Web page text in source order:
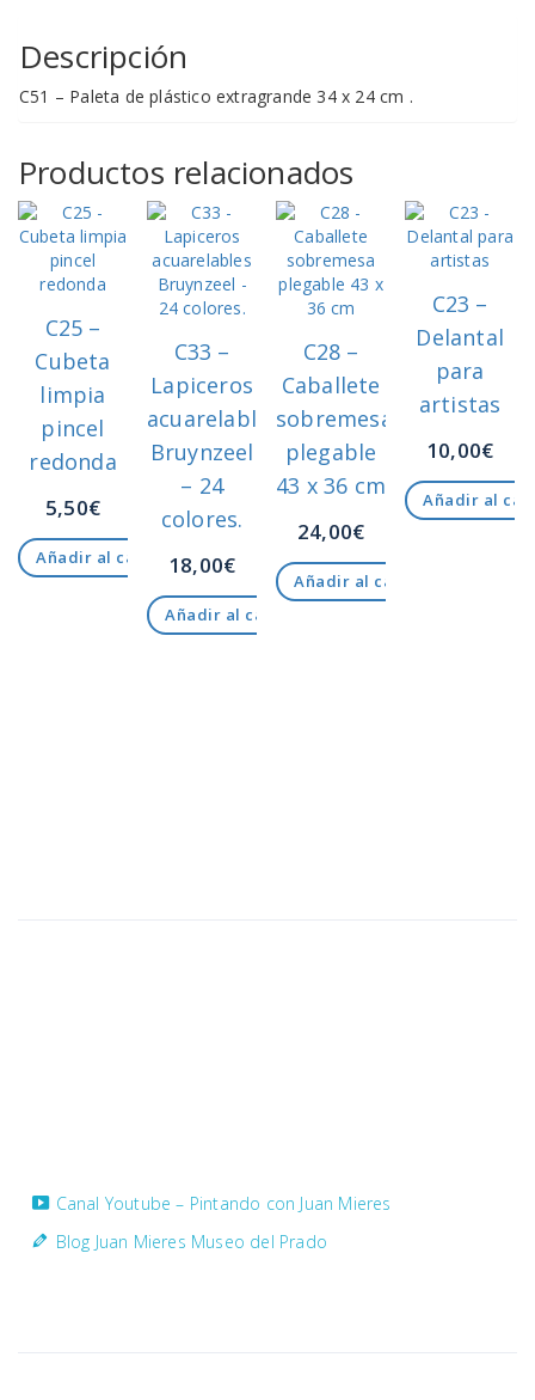
Descripción
C51 – Paleta de plástico extragrande 34 x 24 cm .
Productos relacionados
C25 –
Cubeta
limpia
pincel
redonda
5,50€
Añadir al carrito
C33 –
Lapiceros
acuarelables
Bruynzeel
– 24
colores.
18,00€
Añadir al carrito
C28 –
Caballete
sobremesa
plegable
43 x 36 cm
24,00€
Añadir al carrito
C23 –
Delantal
para
artistas
10,00€
Añadir al
Canal Youtube – Pintando con Juan Mieres
Blog Juan Mieres Museo del Prado